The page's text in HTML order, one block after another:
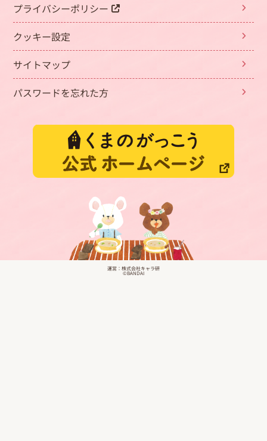
プライバシーポリシー
クッキー設定
サイトマップ
パスワードを忘れた方
運営：株式会社キャラ研
©BANDAI